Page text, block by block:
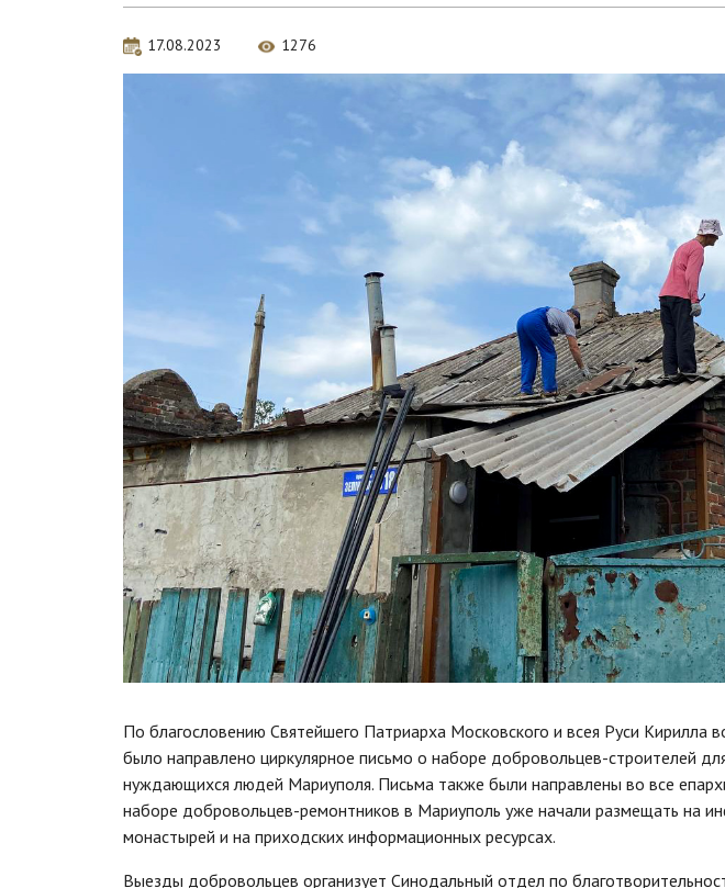
17.08.2023 1276
По благословению Святейшего Патриарха Московского и всея Руси Кирилла
было направлено циркулярное письмо о наборе добровольцев-строителей
нуждающихся людей Мариуполя. Письма также были направлены во все
наборе добровольцев-ремонтников в Мариуполь уже начали размещать на
монастырей и на приходских информационных ресурсах.
Выезды добровольцев организует Синодальный отдел по